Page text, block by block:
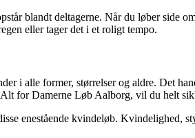
blandt deltagerne. Når du løber side
eller tager det i et roligt tempo.
i alle former, størrelser og aldre. Det
for Damerne Løb Aalborg, vil du helt
enestående kvindeløb. Kvindelighed,